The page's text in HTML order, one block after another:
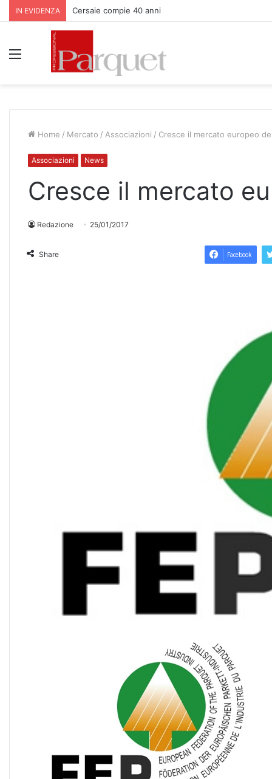
IN EVIDENZA Cersaie compie 40 anni
Home / Mercato / Associazioni / Cresce il mercato europeo
Associazioni News
Cresce il mercato
Redazione 25/01/2017
Share Facebook